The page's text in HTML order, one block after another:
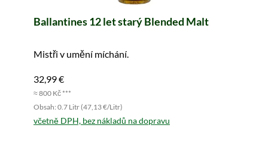
Ballantines 12 let starý Blended Malt
Mistři v umění míchání.
32,99 €
≈ 800 Kč ***
Obsah: 0.7 Litr (47,13 €/Litr)
včetně DPH, bez nákladů na dopravu